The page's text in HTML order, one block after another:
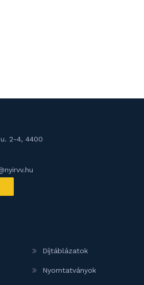
2-4, 4400
Díjtáblázatok
Nyomtatványok